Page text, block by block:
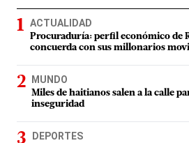
ACTUALIDAD
Procuraduría: perfil económico de
concuerda con sus millonarios
MUNDO
Miles de haitianos salen a la calle
inseguridad
DEPORTES